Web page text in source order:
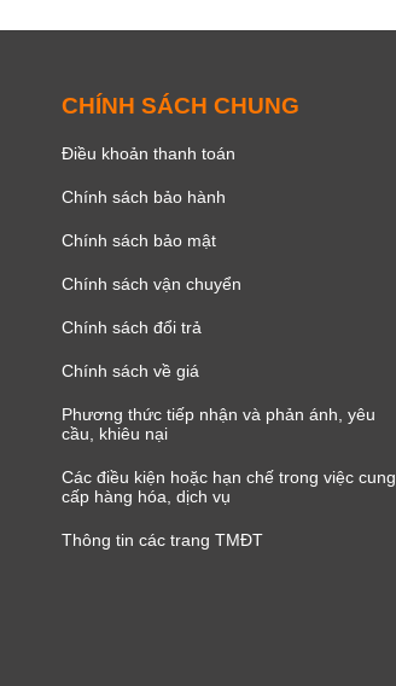
Đèn Led
CHÍNH SÁCH CHUNG
Điều khoản thanh toán
Chính sách bảo hành
Chính sách bảo mật
Chính sách vận chuyển
Chính sách đổi trả
Chính sách về giá
Phương thức tiếp nhận và phản ánh, yêu
cầu, khiêu nại
Các điều kiện hoặc hạn chế trong việc cung
cấp hàng hóa, dịch vụ
Thông tin các trang TMĐT